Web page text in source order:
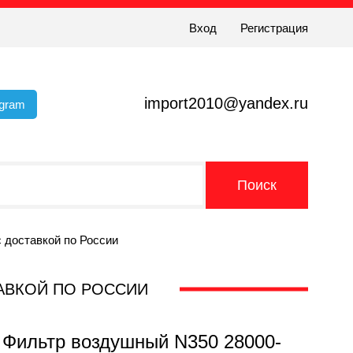
Вход Регистрация
import2010@yandex.ru
по России
ПО РОССИИ
воздушный N350 28000-